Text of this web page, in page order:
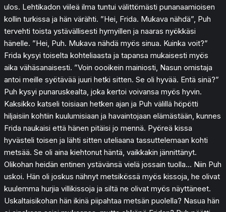
ulos. Lehtikadon viileä ilma tuntui välittömästi punanaamioisen
kollin turkissa ja hän värähti. ”Hei, Frida. Mukava nähdä”, Puh
tervehti toista ystävällisesti hymyillen ja naaras nyökkäsi
hänelle. ”Hei, Puh. Mukava nähdä myös sinua. Kuinka voit?”
Frida kysyi toiselta kohteliaasta ja tapansa mukaisesti myös
aika vähäsanaisesti. ”Voin oooikein mainiosti, Nasun omistaja
antoi meille syötävää juuri hetki sitten. Se oli hyvää. Entä sinä?”
Puh kysyi punaruskealta, joka kertoi voivansa myös hyvin.
Kaksikko katseli toisiaan hetken ajan ja Puh välillä höpötti
hiljaisiin kohtiin kuulumisiaan ja havaintojaan elämästään, kunnes
Frida naukaisi että hänen pitäisi jo mennä. Pyöreä kissa
hyvästeli toisen ja lähti sitten uteliaana tassuttelemaan kohti
metsää. Se oli aina kiehtonut häntä, vaikkakin jännittänyt.
Olikohan heidän entinen ystävänsä vielä jossain tuolla… Niin Puh
uskoi. Hän oli joskus nähnyt metsikössä myös kissoja, he olivat
kuulemma hurjia villikissoja ja siltä ne olivat myös näyttäneet.
Uskaltaisikohan hän ikinä piipahtaa metsän puolella? Nasua hän